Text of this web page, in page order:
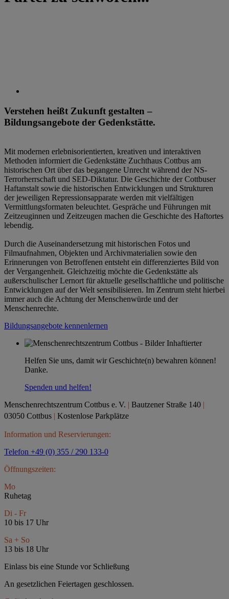
Verstehen heißt Zukunft gestalten –
Bildungsangebote der Gedenkstätte.
Mit modernen erlebnisorientierten, kreativen und interaktiven
Methoden informiert die Gedenkstätte Zuchthaus Cottbus am
historischen Ort über das begangene Unrecht während der NS-
Terrorherrschaft und SED-Diktatur. Die Geschichte der Cottbuser
Haftanstalt sowie die historischen Entwicklungen und Strukturen
der jeweiligen Repressionsapparate werden mit vielfältigen
Vermittlungsformaten beleuchtet. Gespräche und Führungen mit
Zeitzeuginnen und Zeitzeugen machen die Geschichte des Haftortes
lebendig.
Durch die Auseinandersetzung mit historischen Fotos und
Filmaufnahmen, Objekten und Archivmaterialien sowie den
Erinnerungen von Betroffenen entsteht ein differenziertes Bild von
der Vergangenheit. Gleichzeitig möchte die Gedenkstätte als
außerschulischer Lernort für aktuelle gesellschaftliche und politische
Entwicklungen auf der Welt sensibilisieren. Im Zentrum steht hierbei
immer auch die Achtung der Menschenwürde und der
Menschenrechte.
Bildungsangebote kennenlernen
Helfen Sie uns, damit wir Geschichte(n) bewahren können!
Danke.
Spenden und helfen!
Menschenrechtszentrum Cottbus e. V. | Bautzener Straße 140 |
03050 Cottbus | Kostenlose Parkplätze
Information und Reservierungen:
Telefon +49 (0) 355 / 290 133-0
Öffnungszeiten:
Mo
Ruhetag
Di - Fr
10 bis 17 Uhr
Sa + So
13 bis 18 Uhr
Einlass bis eine Stunde vor Schließung
An gesetzlichen Feiertagen geschlossen.